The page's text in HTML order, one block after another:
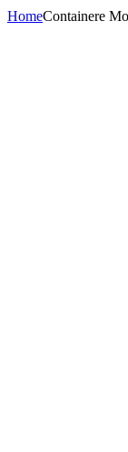
HomeContainere